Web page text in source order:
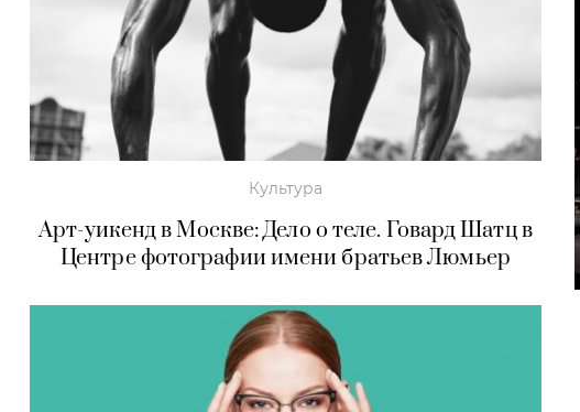
Культура
Арт-уикенд в Москве: Дело о теле. Говард Шатц в
Центре фотографии имени братьев Люмьер